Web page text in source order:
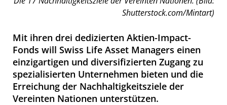
Shutterstock.com/Mintart)
Mit ihren drei dedizierten Aktien-Impact-
Fonds will Swiss Life Asset Managers einen
einzigartigen und diversifizierten Zugang zu
spezialisierten Unternehmen bieten und die
Erreichung der Nachhaltigkeitsziele der
Vereinten Nationen unterstützen.